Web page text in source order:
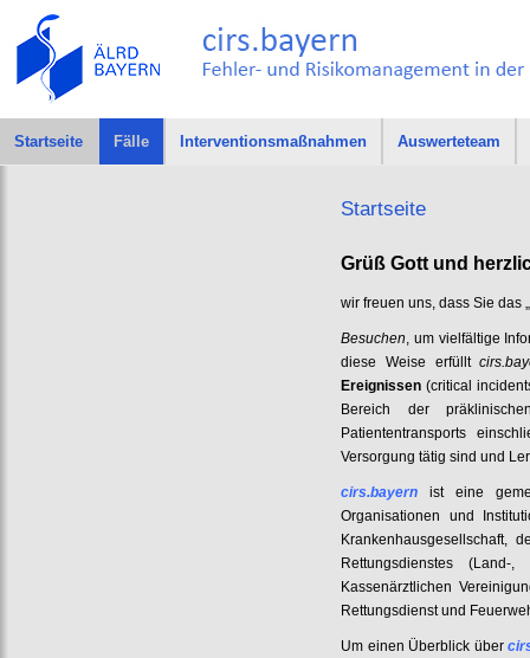
Startseite Fälle Interventionsmaßnahmen Auswerteteam
Startseite
Grüß Gott und
wir freuen uns, dass Sie das
Besuchen, um vielfältige
diese Weise erfüllt
Ereignissen (critical
Bereich der
Patiententransports
Versorgung tätig sind und
cirs.bayern ist eine
Organisationen und
Krankenhausgesellschaft,
Rettungsdienstes
Kassenärztlichen
Rettungsdienst und
Um einen Überblick über